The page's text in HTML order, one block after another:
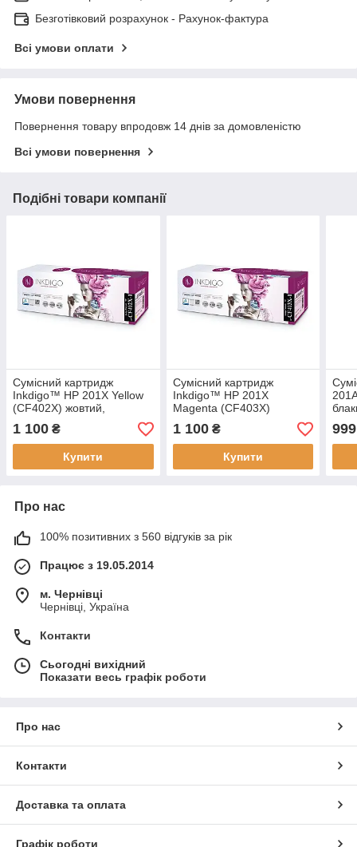
Безготівковий розрахунок - Рахунок-фактура
Всі умови оплати
Умови повернення
Повернення товару впродовж 14 днів за домовленістю
Всі умови повернення
Подібні товари компанії
Сумісний картридж
Inkdigo™ HP 201X Yellow
(CF402X) жовтий,
лазерний, підвищений
ресурс (2.300 стор.)
1 100 ₴
Купити
Сумісний картридж
Inkdigo™ HP 201X
Magenta (CF403X)
пурпурний, лазерний,
підвищений ресурс (2.300
стор.)
1 100₴
Купити
999
Про нас
100% позитивних з 560 відгуків за рік
Працює з 19.05.2014
м. Чернівці
Чернівці, Україна
Контакти
Сьогодні вихідний
Показати весь графік роботи
Про нас
Контакти
Доставка та оплата
Графік роботи